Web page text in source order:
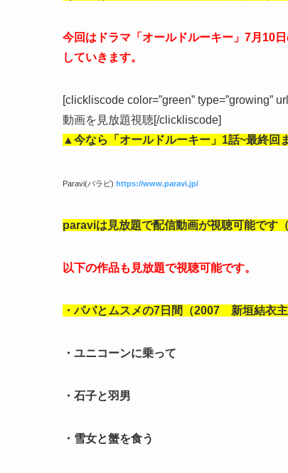
今回はドラマ「オールドルーキー」7月10
していきます。
[clickliscode color=”green” type=”growing”
動画を見放題視聴[/clickliscode]
▲今なら「オールドルーキー」1話~最終回
Paravi(パラビ) https://www.paravi.jp/
paraviは見放題で配信動画が視聴可能です
以下の作品も見放題で視聴可能です。
・パパとムスメの7日間（2007 新垣結衣主
・ユニコーンに乗って
・石子と羽男
・雪女と蟹を食う